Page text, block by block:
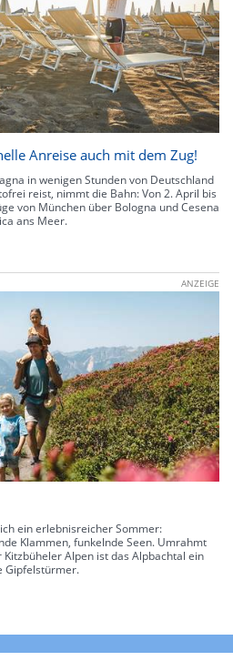
Anreise auch mit dem Zug!
in wenigen Stunden von Deutschland
reist, nimmt die Bahn: Von 2. April bis
von München über Bologna und Cesena
ans Meer.
ANZEIGE
ein erlebnisreicher Sommer:
Klammen, funkelnde Seen. Umrahmt
Alpen ist das Alpbachtal ein
Gipfelstürmer.